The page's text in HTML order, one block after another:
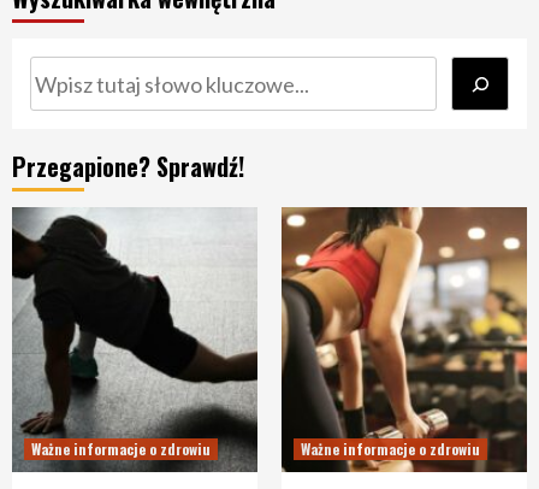
Szukaj
Przegapione? Sprawdź!
Ważne informacje o zdrowiu Ważne informacje o zdrowiu